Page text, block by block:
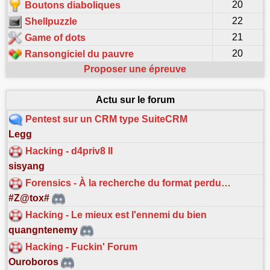
Boutons diaboliques
20
Shellpuzzle
22
Game of dots
21
Ransongiciel du pauvre
20
Proposer une épreuve
Actu sur le forum
Pentest sur un CRM type SuiteCRM
Legg
Hacking - d4priv8 II
sisyang
Forensics - À la recherche du format perdu…
#Z@tox#
Hacking - Le mieux est l'ennemi du bien
quangntenemy
Hacking - Fuckin' Forum
Ouroboros